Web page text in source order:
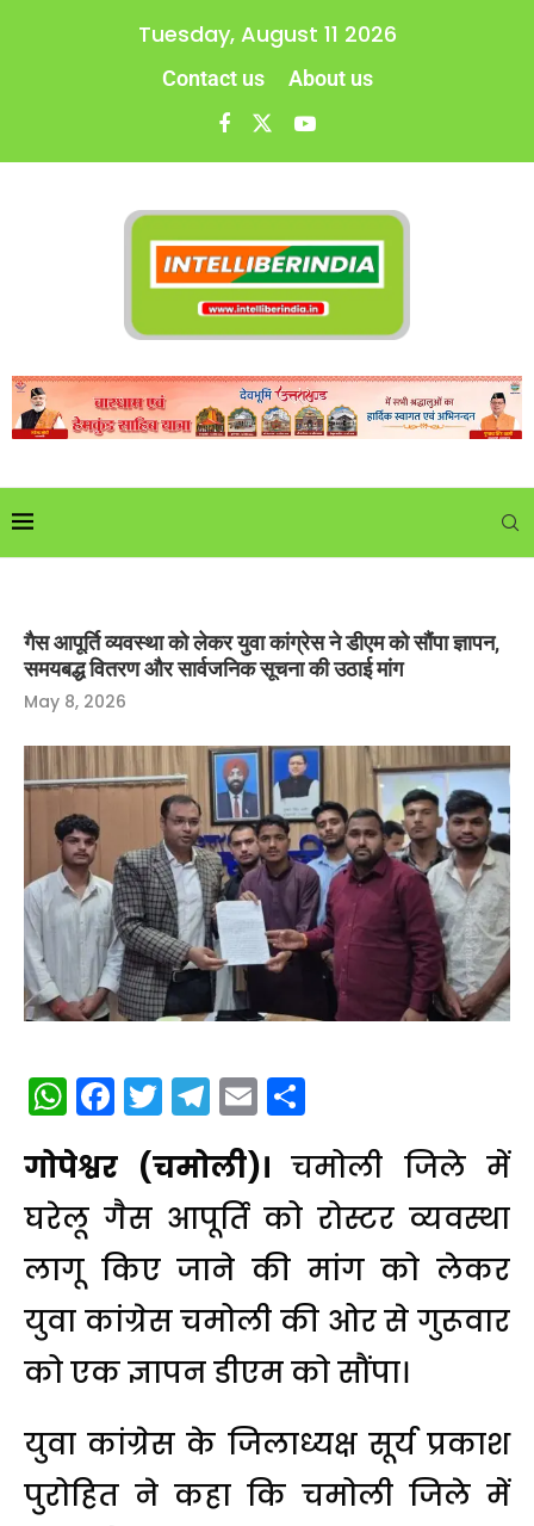
Tuesday, August 11 2026
Contact us About us
गैस आपूर्ति व्यवस्था को लेकर युवा कांग्रेस ने डीएम को सौंपा ज्ञापन,
समयबद्ध वितरण और सार्वजनिक सूचना की उठाई मांग
May 8, 2026
WhatsApp
Facebook
Twitter
Telegram
Email
गोपेश्वर (चमोली)। चमोली जिले में
घरेलू गैस आपूर्ति को रोस्टर व्यवस्था
लागू किए जाने की मांग को लेकर
युवा कांग्रेस चमोली की ओर से गुरूवार
को एक ज्ञापन डीएम को सौंपा।
युवा कांग्रेस के जिलाध्यक्ष सूर्य प्रकाश
पुरोहित ने कहा कि चमोली जिले में